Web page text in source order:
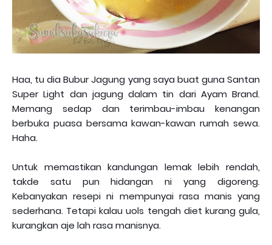
Haa, tu dia Bubur Jagung yang saya buat guna Santan
Super Light dan jagung dalam tin dari Ayam Brand.
Memang sedap dan terimbau-imbau kenangan
berbuka puasa bersama kawan-kawan rumah sewa.
Haha.
Untuk memastikan kandungan lemak lebih rendah,
takde satu pun hidangan ni yang digoreng.
Kebanyakan resepi ni mempunyai rasa manis yang
sederhana. Tetapi kalau uols tengah diet kurang gula,
kurangkan aje lah rasa manisnya.